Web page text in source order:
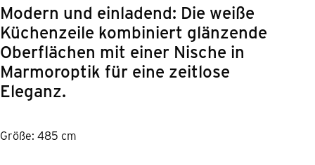
Modern und einladend: Die weiße
Küchenzeile kombiniert glänzende
Oberflächen mit einer Nische in
Marmoroptik für eine zeitlose
Eleganz.
Größe: 485 cm